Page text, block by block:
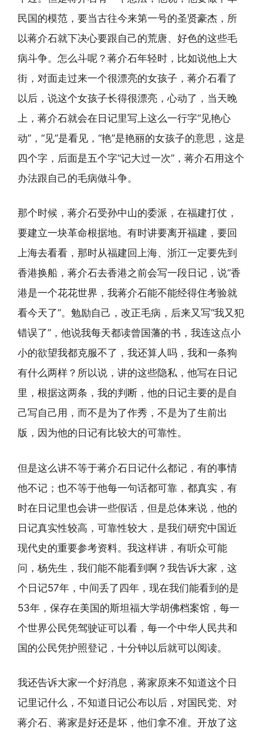
民国的模范，要当古往今来第一号的圣贤豪杰，所
以蒋介石就下决心要跟自己的荒唐、好色的这些毛
病斗争。怎么斗呢？蒋介石年轻时，比如说他上大
街，对面走过来一个很漂亮的女孩子，蒋介石看了
以后，说这个女孩子长得很漂亮，心动了，当天晚
上，蒋介石就会在日记里写上这么一行字“见艳心
动”，“见”是看见，“艳”是艳丽的女孩子的意思，这是
四个字，后面是五个字“记大过一次”，蒋介石用这个
办法跟自己的毛病做斗争。
那个时候，蒋介石受孙中山的委派，在福建打仗，
要建立一块革命根据地。有时讲要离开福建，要回
上海去看看，那时从福建回上海、浙江一定要先到
香港换船，蒋介石去香港之前会写一段日记，说“香
港是一个花花世界，我蒋介石能不能经得住考验就
看今天了”。勉励自己，改正毛病，后来又写“我又犯
错误了”，他说我每天都读曾国藩的书，我连这点小
小的欲望我都克服不了，我还算人吗，我和一条狗
有什么两样？所以说，讲的这些隐私，他写在日记
里，根据这两条，我的判断，他的日记主要的是自
己写自己用，而不是为了作秀，不是为了生前出
版，因为他的日记有比较大的可靠性。
但是这么讲不等于蒋介石日记什么都记，有的事情
他不记；也不等于他每一句话都可靠，都真实，有
时在日记里也会讲一些假话，但是总体来说，他的
日记真实性较高，可靠性较大，是我们研究中国近
现代史的重要参考资料。我这样讲，有听众可能
问，杨先生，我们能不能看到啊？我告诉大家，这
个日记57年，中间丢了四年，现在我们能看到的是
53年，保存在美国的斯坦福大学胡佛档案馆，每一
个世界公民凭驾驶证可以看，每一个中华人民共和
国的公民凭护照登记，十分钟以后就可以阅读。
我还告诉大家一个好消息，蒋家原来不知道这个日
记里记什么，不知道日记公布以后，对国民党、对
蒋介石、蒋家是好还是坏，他们拿不准。开放了这